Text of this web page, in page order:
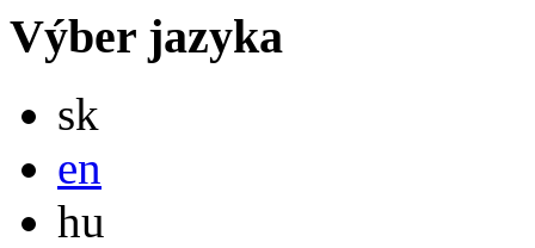
Výber jazyka
sk
en
hu